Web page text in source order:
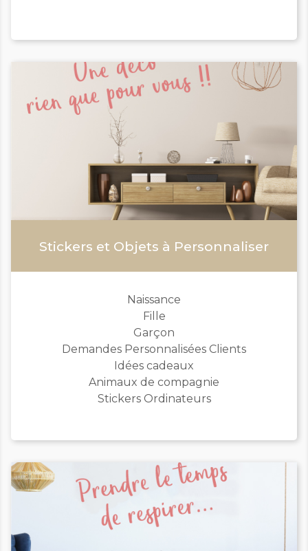
Stickers et Objets à Personnaliser
Naissance
Fille
Garçon
Demandes Personnalisées Clients
Idées cadeaux
Animaux de compagnie
Stickers Ordinateurs